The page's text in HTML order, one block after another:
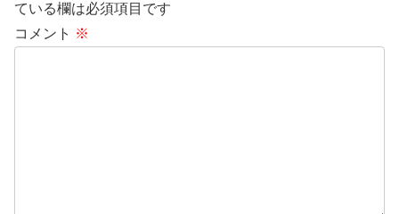
ている欄は必須項目です
コメント ※